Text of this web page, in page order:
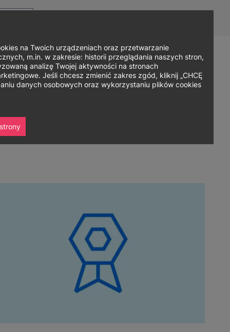
menu
Współpraca Strefa studenta Zapisz się
na Twoich urządzeniach oraz przetwarzanie
m.in. w zakresie: historii przeglądania naszych stron,
analizę Twojej aktywności na stronach
Jeśli chcesz zmienić zakres zgód, kliknij „CHCĘ
danych osobowych oraz wykorzystaniu plików cookies